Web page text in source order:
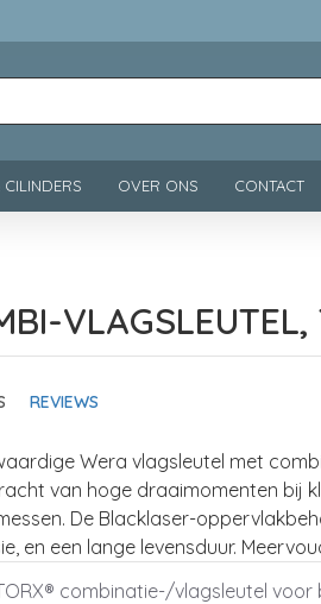
CILINDERS OVER ONS CONTACT
REVIEWS
Wera vlagsleutel met
van hoge draaimomenten bij
De Blacklaser-
en een lange levensduur.
combinatie-/vlagsleutel voor